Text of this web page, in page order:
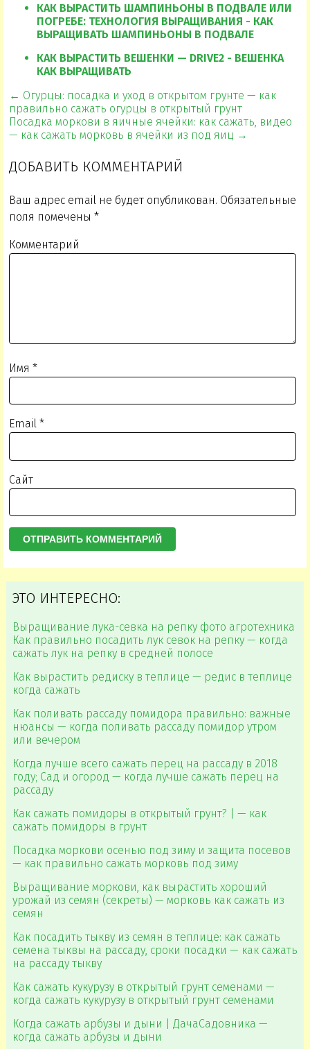
КАК ВЫРАСТИТЬ ШАМПИНЬОНЫ В ПОДВАЛЕ ИЛИ
ПОГРЕБЕ: ТЕХНОЛОГИЯ ВЫРАЩИВАНИЯ - КАК
ВЫРАЩИВАТЬ ШАМПИНЬОНЫ В ПОДВАЛЕ
КАК ВЫРАСТИТЬ ВЕШЕНКИ — DRIVE2 - ВЕШЕНКА
КАК ВЫРАЩИВАТЬ
← Огурцы: посадка и уход в открытом грунте — как
правильно сажать огурцы в открытый грунт
Посадка моркови в яичные ячейки: как сажать, видео
— как сажать морковь в ячейки из под яиц →
ДОБАВИТЬ КОММЕНТАРИЙ
Ваш адрес email не будет опубликован. Обязательные
поля помечены*
Комментарий
Имя*
Email*
Сайт
ЭТО ИНТЕРЕСНО:
Выращивание лука-севка на репку фото агротехника
Как правильно посадить лук севок на репку — когда
сажать лук на репку в средней полосе
Как вырастить редиску в теплице — редис в теплице
когда сажать
Как поливать рассаду помидора правильно: важные
нюансы — когда поливать рассаду помидор утром
или вечером
Когда лучше всего сажать перец на рассаду в 2018
году; Сад и огород — когда лучше сажать перец на
рассаду
Как сажать помидоры в открытый грунт? | — как
сажать помидоры в грунт
Посадка моркови осенью под зиму и защита посевов
— как правильно сажать морковь под зиму
Выращивание моркови, как вырастить хороший
урожай из семян (секреты) — морковь как сажать из
семян
Как посадить тыкву из семян в теплице: как сажать
семена тыквы на рассаду, сроки посадки — как сажать
на рассаду тыкву
Как сажать кукурузу в открытый грунт семенами —
когда сажать кукурузу в открытый грунт семенами
Когда сажать арбузы и дыни | ДачаСадовника —
когда сажать арбузы и дыни